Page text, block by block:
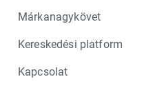
Márkanagykövet
Kereskedési platform
Kapcsolat